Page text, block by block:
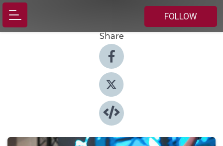
FOLLOW
Share